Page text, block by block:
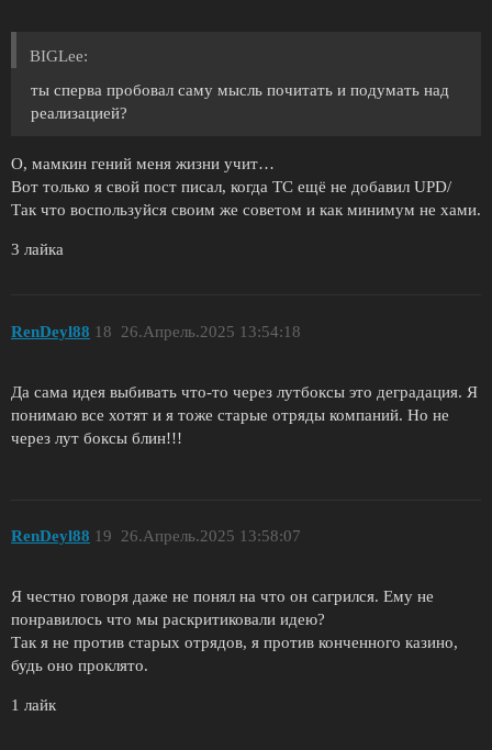
BIGLee:
ты сперва пробовал саму мысль почитать и подумать над
реализацией?
О, мамкин гений меня жизни учит…
Вот только я свой пост писал, когда ТС ещё не добавил UPD/
Так что воспользуйся своим же советом и как минимум не хами.
3 лайка
RenDeyl88 26.Апрель.2025 13:54:18
18
Да сама идея выбивать что-то через лутбоксы это деградация. Я
понимаю все хотят и я тоже старые отряды компаний. Но не
через лут боксы блин!!!
RenDeyl88 26.Апрель.2025 13:58:07
19
Я честно говоря даже не понял на что он сагрился. Ему не
понравилось что мы раскритиковали идею?
Так я не против старых отрядов, я против конченного казино,
будь оно проклято.
1 лайк